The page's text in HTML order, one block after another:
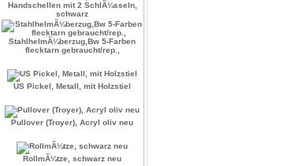
Handschellen mit 2 SchlÃ¼sseln,
schwarz
StahlhelmÃ¼berzug,Bw 5-Farben
flecktarn gebraucht/rep.,
US Pickel, Metall, mit Holzstiel
Pullover (Troyer), Acryl oliv neu
RollmÃ¼tze, schwarz neu